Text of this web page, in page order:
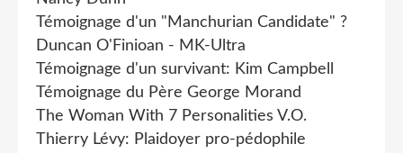
Témoignage d'un "Manchurian Candidate" ?
Duncan O'Finioan - MK-Ultra
Témoignage d'un survivant: Kim Campbell
Témoignage du Père George Morand
The Woman With 7 Personalities V.O.
Thierry Lévy: Plaidoyer pro-pédophile